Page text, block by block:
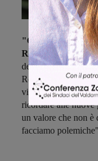
"Ogni paese, ogni
Resistenza . Mi è
della comunità di
Regione e che più
vittime, la
ricordare alle nuove
un valore che non è
facciamo